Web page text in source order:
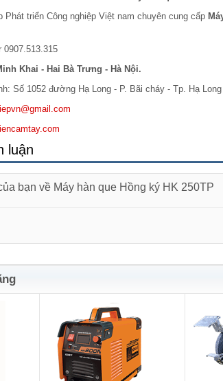
Phát triển Công nghiệp Việt nam chuyên cung cấp
0907.513.315
Khai - Hai Bà Trưng - Hà Nội.
Số 1052 đường Hạ Long - P. Bãi cháy - Tp. Hạ
luận
bạn về Máy hàn que Hồng ký HK 250TP